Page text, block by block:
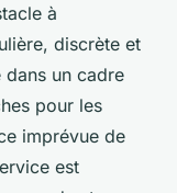
à
discrète et
un cadre
pour les
imprévue de
est